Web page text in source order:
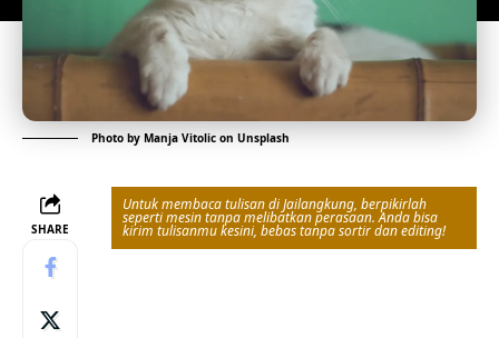
Photo by Manja Vitolic on Unsplash
SHARE
Untuk membaca tulisan di Jailangkung, berpikirlah
seperti mesin tanpa melibatkan perasaan. Anda bisa
kirim tulisanmu kesini, bebas tanpa sortir dan editing!